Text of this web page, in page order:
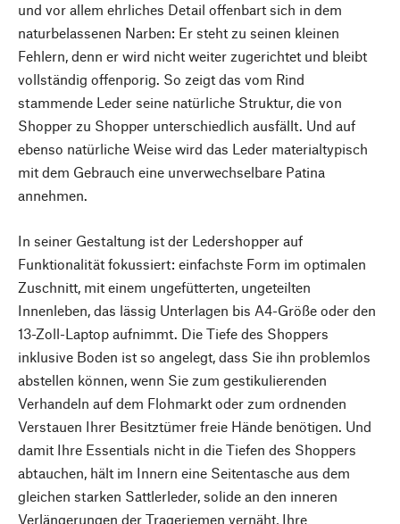
und vor allem ehrliches Detail offenbart sich in dem
naturbelassenen Narben: Er steht zu seinen kleinen
Fehlern, denn er wird nicht weiter zugerichtet und bleibt
vollständig offenporig. So zeigt das vom Rind
stammende Leder seine natürliche Struktur, die von
Shopper zu Shopper unterschiedlich ausfällt. Und auf
ebenso natürliche Weise wird das Leder materialtypisch
mit dem Gebrauch eine unverwechselbare Patina
annehmen.
In seiner Gestaltung ist der Ledershopper auf
Funktionalität fokussiert: einfachste Form im optimalen
Zuschnitt, mit einem ungefütterten, ungeteilten
Innenleben, das lässig Unterlagen bis A4-Größe oder den
13-Zoll-Laptop aufnimmt. Die Tiefe des Shoppers
inklusive Boden ist so angelegt, dass Sie ihn problemlos
abstellen können, wenn Sie zum gestikulierenden
Verhandeln auf dem Flohmarkt oder zum ordnenden
Verstauen Ihrer Besitztümer freie Hände benötigen. Und
damit Ihre Essentials nicht in die Tiefen des Shoppers
abtauchen, hält im Innern eine Seitentasche aus dem
gleichen starken Sattlerleder, solide an den inneren
Verlängerungen der Trageriemen vernäht, Ihre